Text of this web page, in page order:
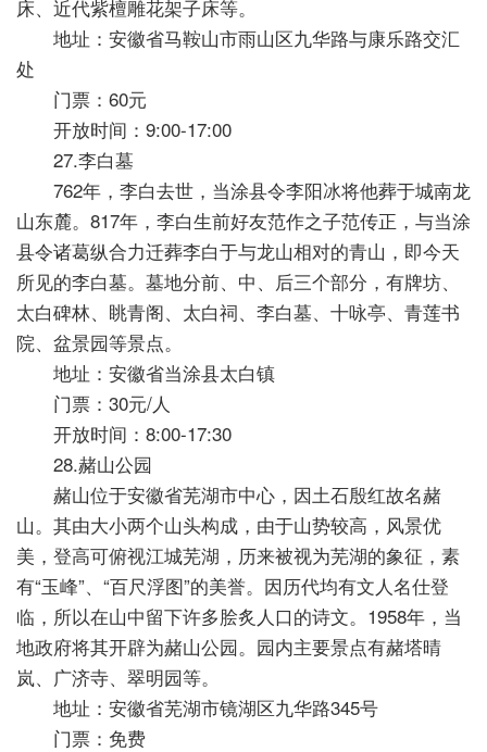
床、近代紫檀雕花架子床等。
地址：安徽省马鞍山市雨山区九华路与康乐路交汇
处
门票：60元
开放时间：9:00-17:00
27.李白墓
762年，李白去世，当涂县令李阳冰将他葬于城南龙
山东麓。817年，李白生前好友范作之子范传正，与当涂
县令诸葛纵合力迁葬李白于与龙山相对的青山，即今天
所见的李白墓。墓地分前、中、后三个部分，有牌坊、
太白碑林、眺青阁、太白祠、李白墓、十咏亭、青莲书
院、盆景园等景点。
地址：安徽省当涂县太白镇
门票：30元/人
开放时间：8:00-17:30
28.赭山公园
赭山位于安徽省芜湖市中心，因土石殷红故名赭
山。其由大小两个山头构成，由于山势较高，风景优
美，登高可俯视江城芜湖，历来被视为芜湖的象征，素
有“玉峰”、“百尺浮图”的美誉。因历代均有文人名仕登
临，所以在山中留下许多脍炙人口的诗文。1958年，当
地政府将其开辟为赭山公园。园内主要景点有赭塔晴
岚、广济寺、翠明园等。
地址：安徽省芜湖市镜湖区九华路345号
门票：免费